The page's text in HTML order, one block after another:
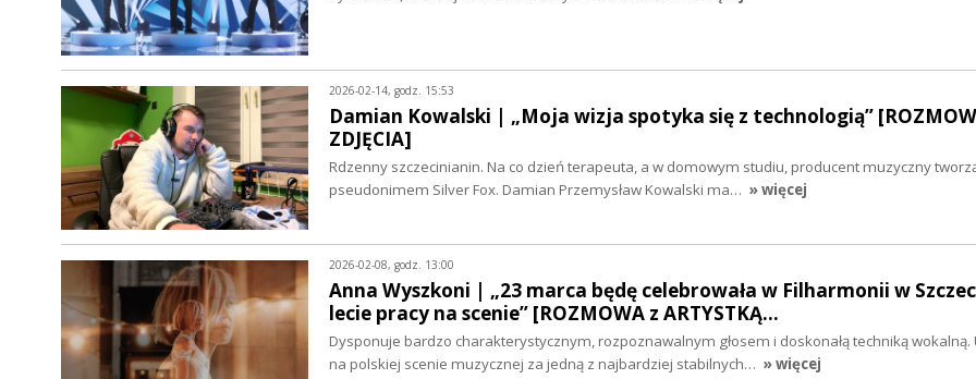
2026-02-14, godz. 15:53
Damian Kowalski | „Moja wizja spotyka się z technologią”
ZDJĘCIA]
Rdzenny szczecinianin. Na co dzień terapeuta, a w domowym studiu, producent muzyczny
pseudonimem Silver Fox. Damian Przemysław Kowalski ma… » więcej
2026-02-08, godz. 13:00
Anna Wyszkoni | „23 marca będę celebrowała w Filharmonii w
lecie pracy na scenie” [ROZMOWA z ARTYSTKĄ…
Dysponuje bardzo charakterystycznym, rozpoznawalnym głosem i doskonałą techniką wokalną.
na polskiej scenie muzycznej za jedną z najbardziej stabilnych… » więcej